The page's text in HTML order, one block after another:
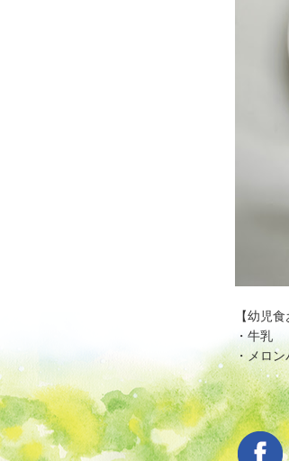
【幼児食
・牛乳
・メロン